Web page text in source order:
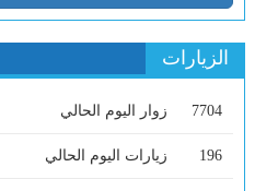
الزيارات
7704 زوار اليوم الحالي
196 زيارات اليوم الحالي